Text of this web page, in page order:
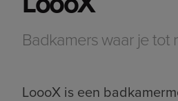
Badkamers waar je tot
LoooX is een